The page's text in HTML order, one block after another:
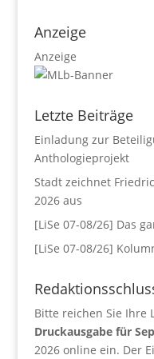
Anzeige
Anzeige
Letzte Beiträge
Einladung zur
Anthologieprojekt
Stadt zeichnet
2026 aus
[LiSe 07-08/26] Das
[LiSe 07-08/26]
Bitte reichen Sie Ihre
Druckausgabe für
2026 online ein. Der